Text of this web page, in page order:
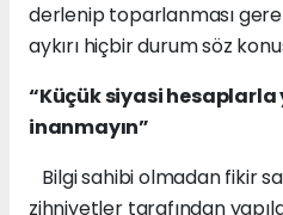
derlenip toparlanması
aykırı hiçbir durum söz
“Küçük siyasi hesaplarla
inanmayın”
Bilgi sahibi olmadan fikir
zihniyetler tarafından